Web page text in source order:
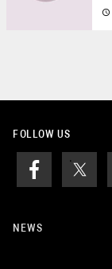
access_time
FOLLOW US
NEWS